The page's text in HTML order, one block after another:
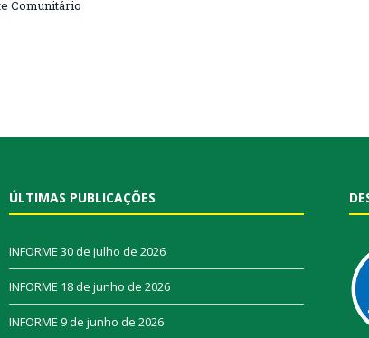
Comunitário
ÚLTIMAS PUBLICAÇÕES
INFORME 30 de julho de 2026
INFORME 18 de junho de 2026
INFORME 9 de junho de 2026